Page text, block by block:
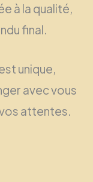
à la qualité,
final.
unique,
avec vous
attentes.